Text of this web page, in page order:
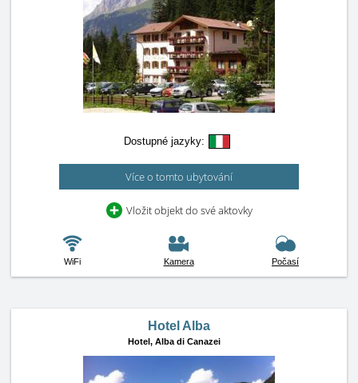
Dostupné jazyky:
Více o tomto ubytování
Vložit objekt do své aktovky
WiFi Kamera Počasí
Hotel Alba
Hotel, Alba di Canazei